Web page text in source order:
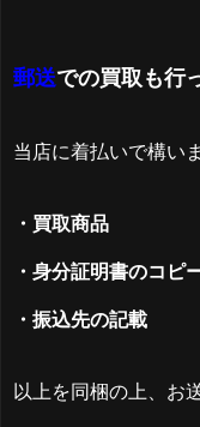
郵送での買取も行
当店に着払いで構い
・買取商品
・身分証明書のコピ
・振込先の記載
以上を同梱の上、お